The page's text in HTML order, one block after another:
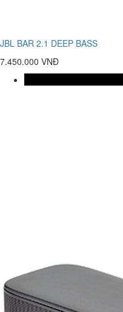
JBL BAR 2.1 DEEP BASS
7.450.000 VNĐ